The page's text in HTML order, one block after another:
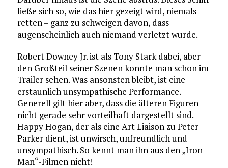
ließe sich so, wie das hier gezeigt wird, niemals
retten – ganz zu schweigen davon, dass
augenscheinlich auch niemand verletzt wurde.
Robert Downey Jr. ist als Tony Stark dabei, aber
den Großteil seiner Szenen konnte man schon im
Trailer sehen. Was ansonsten bleibt, ist eine
erstaunlich unsympathische Performance.
Generell gilt hier aber, dass die älteren Figuren
nicht gerade sehr vorteilhaft dargestellt sind.
Happy Hogan, der als eine Art Liaison zu Peter
Parker dient, ist unwirsch, unfreundlich und
unsympathisch. So kennt man ihn aus den „Iron
Man“-Filmen nicht!